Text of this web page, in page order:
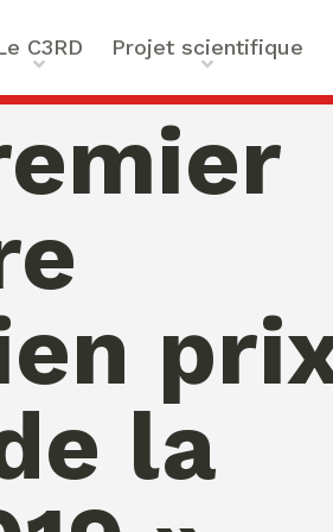
C3RD
nous ?
& familles
éthique de la santé
des affaires –
ESG, Sustainability
ECCE
Projet scientifique
Le projet scientifique
Vulnérabilités
Sécurité : Approches Critiques
Ethique des Organisations
Transformation de Normativités
Ouvrages
Articles et
la